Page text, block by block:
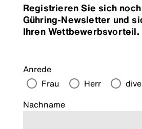
Registrieren Sie sich
Gühring-Newsletter und
Ihren Wettbewerbsvorteil.
Anrede
Frau
Herr
Nachname